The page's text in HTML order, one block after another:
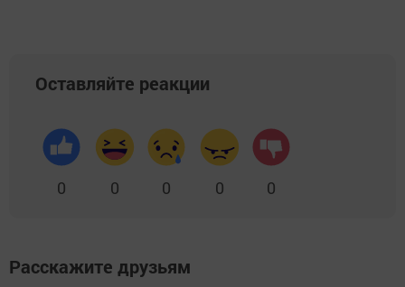
Оставляйте реакции
0 0 0 0 0
Расскажите друзьям